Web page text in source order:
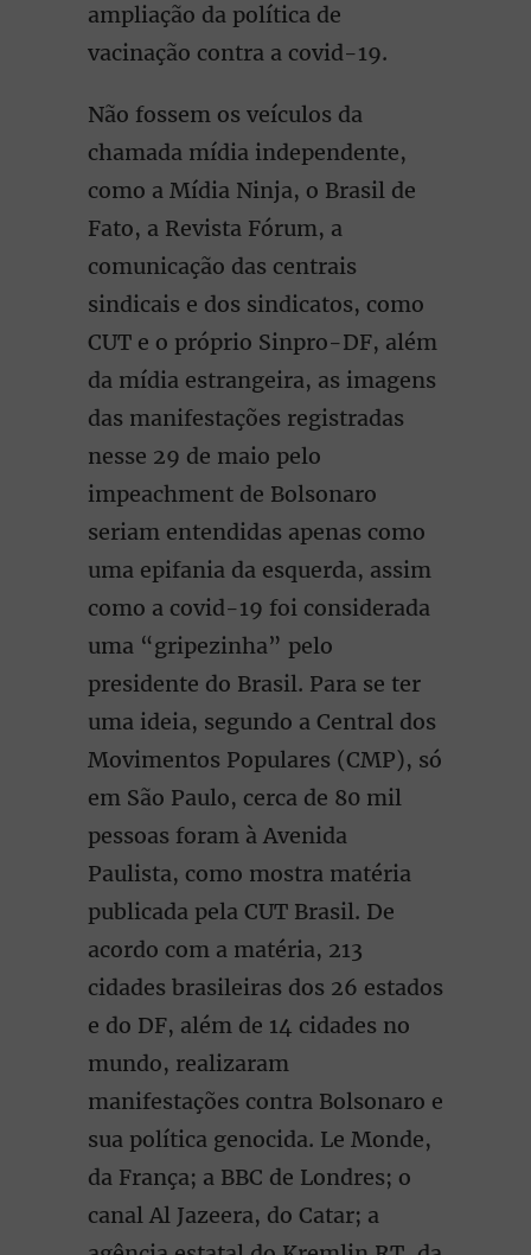
ampliação da política de
vacinação contra a covid-19.
Não fossem os veículos da
chamada mídia independente,
como a Mídia Ninja, o Brasil de
Fato, a Revista Fórum, a
comunicação das centrais
sindicais e dos sindicatos, como
CUT e o próprio Sinpro-DF, além
da mídia estrangeira, as imagens
das manifestações registradas
nesse 29 de maio pelo
impeachment de Bolsonaro
seriam entendidas apenas como
uma epifania da esquerda, assim
como a covid-19 foi considerada
uma “gripezinha” pelo
presidente do Brasil. Para se ter
uma ideia, segundo a Central dos
Movimentos Populares (CMP), só
em São Paulo, cerca de 80 mil
pessoas foram à Avenida
Paulista, como mostra matéria
publicada pela CUT Brasil. De
acordo com a matéria, 213
cidades brasileiras dos 26 estados
e do DF, além de 14 cidades no
mundo, realizaram
manifestações contra Bolsonaro e
sua política genocida. Le Monde,
da França; a BBC de Londres; o
canal Al Jazeera, do Catar; a